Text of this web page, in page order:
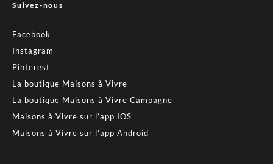
Suivez-nous
Facebook
Instagram
Pinterest
La boutique Maisons à Vivre
La boutique Maisons à Vivre Campagne
Maisons à Vivre sur l’app IOS
Maisons à Vivre sur l’app Android